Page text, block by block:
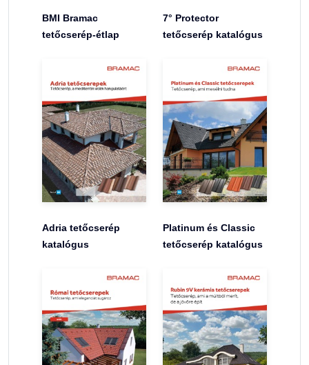
BMI Bramac
tetőcserép-étlap
7° Protector
tetőcserép katalógus
Adria tetőcserép
katalógus
Platinum és Classic
tetőcserép katalógus